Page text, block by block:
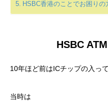
HSBC香港のことでお困りの
HSBC
10年ほど前はICチップの入っ
当時は